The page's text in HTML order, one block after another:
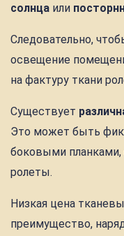
солнца или
Следовательно,
освещение
на фактуру ткани
Существует
Это может быть
боковыми
ролеты.
Низкая цена
преимущество,